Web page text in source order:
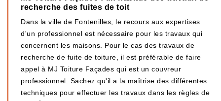
recherche des fuites de toit
Dans la ville de Fontenilles, le recours aux expertises
d'un professionnel est nécessaire pour les travaux qui
concernent les maisons. Pour le cas des travaux de
recherche de fuite de toiture, il est préférable de faire
appel à MJ Toiture Façades qui est un couvreur
professionnel. Sachez qu'il a la maîtrise des différentes
techniques pour effectuer les travaux dans les règles de